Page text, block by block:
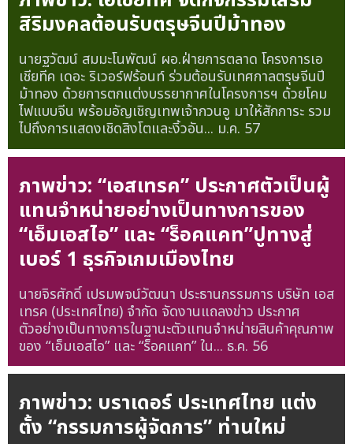
สิริมงคลต้อนรับตรุษจีนปีม้าทอง
นายฐวัฒน์ สมมะโนพัฒน์ ผอ.ฝ่ายการตลาด โครงการเอ
เชียทีค เดอะ ริเวอร์ฟร้อนท์ ร่วมต้อนรับเทศกาลตรุษจีนปี
ม้าทอง ด้วยการตกแต่งบรรยากาศในโครงการฯ ด้วยโคม
ไฟแบบจีน พร้อมอัญเชิญเทพเจ้ากวนอู มาให้สักการะ รวม
ไปถึงการแสดงเชิดสิงโตและงิ้วอัน... ม.ค. 57
ภาพข่าว: “เอสเทรค” ประกาศตัวเป็นผู้
แทนจำหน่ายอย่างเป็นทางการของ
“เอ็มเอสไอ” และ “ร็อคแคท”ปูทางสู่
เบอร์ 1 ธุรกิจเกมเมืองไทย
นายจิรศักดิ์ เปรมพจน์วัฒนา ประธานกรรมการ บริษัท เอส
เทรค (ประเทศไทย) จำกัด จัดงานแถลงข่าว ประกาศ
ตัวอย่างเป็นทางการในฐานะตัวแทนจำหน่ายสินค้าคุณภาพ
ของ “เอ็มเอสไอ” และ “ร็อคแคท” ใน... ธ.ค. 56
ภาพข่าว: บราเดอร์ ประเทศไทย แต่ง
ตั้ง “กรรมการผู้จัดการ” ท่านใหม่